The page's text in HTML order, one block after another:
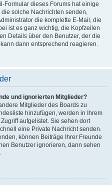
Formular dieses Forums hat einige
solche Nachrichten senden,
die komplette E-Mail, die
ist es ganz wichtig, die Kopfzeilen
Details über den Benutzer, der die
dann entsprechend reagieren.
und ignorierten Mitglieder?
Mitglieder des Boards zu
hinzufügen, werden in Ihrem
aufgelistet. Sie sehen dort
eine Private Nachricht senden.
können Beiträge Ihrer Freunde
Benutzer ignorieren, dann sehen